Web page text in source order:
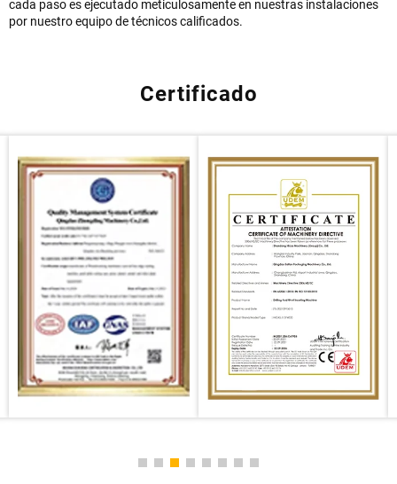
cada paso es ejecutado meticulosamente en nuestras instalaciones
por nuestro equipo de técnicos calificados.
Certificado